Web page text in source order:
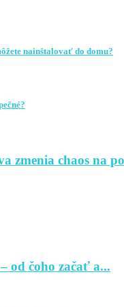
nainštalovať do domu?
zmenia chaos na
od čoho začať a...